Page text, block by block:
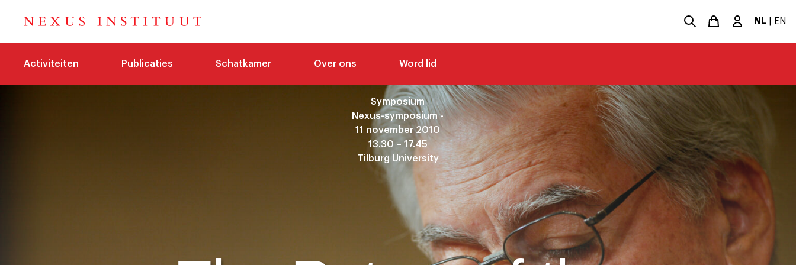
NL EN
Activiteiten Publicaties Schatkamer Over ons Word lid
Symposium
Nexus-symposium -
11 november 2010
13.30 – 17.45
Tilburg University